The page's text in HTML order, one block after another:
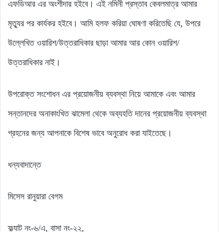
এফডিআর এর অংশীদার হইবে। এই নমিনী প্রস্তাব কেবলমাত্র আমার
মৃত্যুর পর কার্যকর হইবে। আমি হলফ করিয়া ঘোষণা করিতেছি যে, উপরে
উল্লেখিত ওয়ারিশ/উত্তরাধিকার ছাড়া আমার আর কোন ওয়ারিশ/
উত্তরাধিকার নাই।
উপরোক্ত সংশোধন এর প্রয়োজনীয় ব্যবস্থা নিয়ে আমাকে এবং আমার
সন্তানদের অনাকাংখিত ঝামেলা থেকে অব্যহতি দানের প্রয়োজনীয় ব্যবস্থা
গ্রহনের জন্য আপনাকে বিশেষ ভাবে অনুরোধ করা যাইতেছে।
ধন্যবাদান্তে
মিসেস রানুয়ারা বেগম
ফ্ল্যাট নং-৬/এ, বাসা নং-২২,